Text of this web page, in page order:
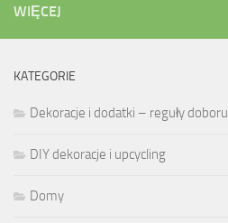
WIĘCEJ
KATEGORIE
Dekoracje i dodatki – reguły doboru
DIY dekoracje i upcycling
Domy